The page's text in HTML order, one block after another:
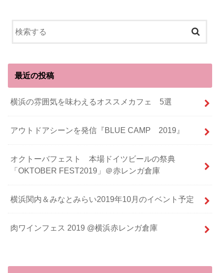
最近の投稿
横浜の雰囲気を味わえるオススメカフェ 5選
アウトドアシーンを発信『BLUE CAMP 2019』
オクトーバフェスト 本場ドイツビールの祭典
「OKTOBER FEST2019」＠赤レンガ倉庫
横浜関内＆みなとみらい2019年10月のイベント予定
肉ワインフェス 2019 @横浜赤レンガ倉庫